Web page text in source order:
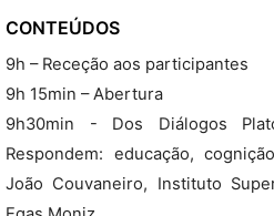
CONTEÚDOS
9h – Receção aos participantes
9h 15min – Abertura
9h30min - Dos Diálogos
Respondem: educação,
João Couvaneiro, Instituto